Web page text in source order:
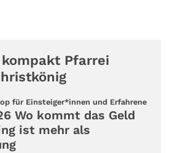
Pfarrei
für Einsteiger*innen und Erfahrene:
Wo kommt das Geld
ist mehr als